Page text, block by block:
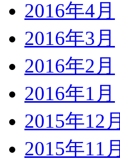
2016年4月
2016年3月
2016年2月
2016年1月
2015年12月
2015年11月